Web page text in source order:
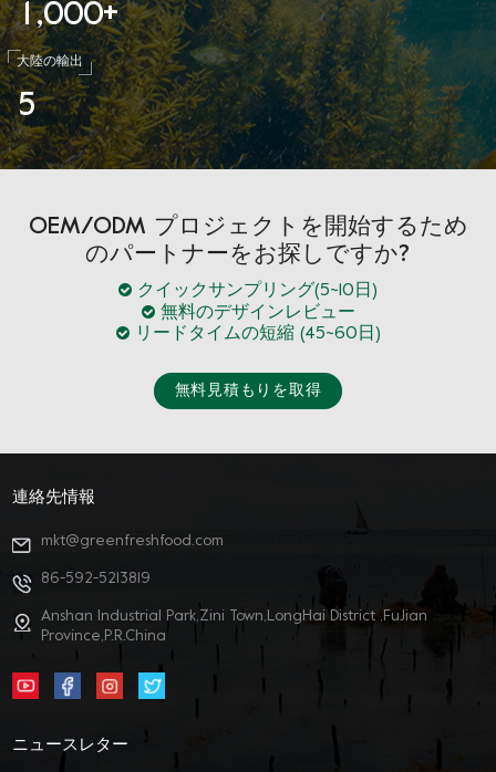
1 ,000+
大陸の輸出
5
OEM/ODM プロジェクトを開始するため
のパートナーをお探しですか?
クイックサンプリング(5~10日)
無料のデザインレビュー
リードタイムの短縮 (45~60日)
無料見積もりを取得
連絡先情報
mkt@greenfreshfood.com
86-592-5213819
Anshan Industrial Park,Zini Town,LongHai District ,FuJian
Province,P.R.China
ニュースレター